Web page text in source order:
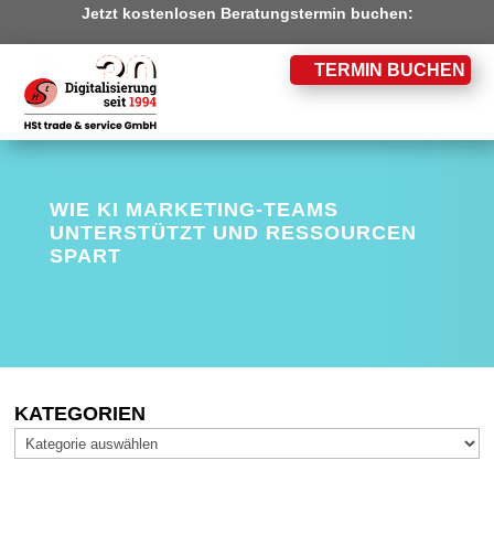
Jetzt kostenlosen Beratungstermin buchen:
TERMIN BUCHEN
WIE KI MARKETING-TEAMS
UNTERSTÜTZT UND RESSOURCEN
SPART
KATEGORIEN